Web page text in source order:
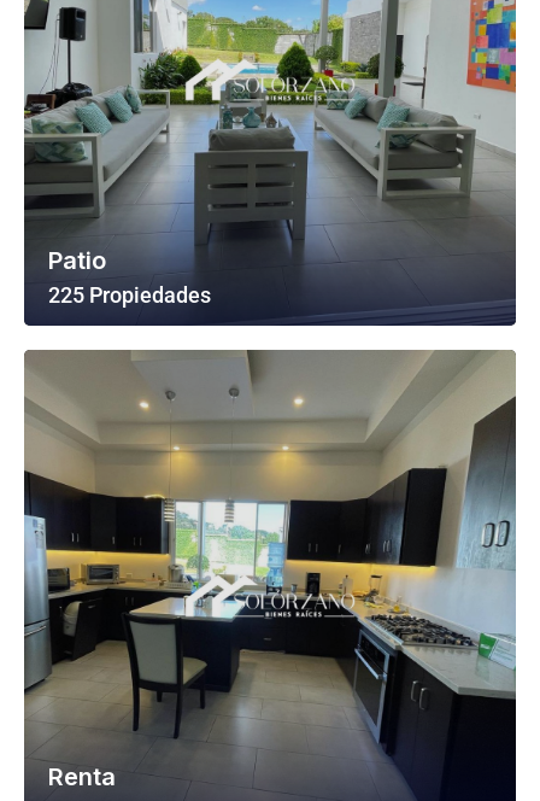
Patio
225 Propiedades
Ver Todas Las Propiedades
Renta